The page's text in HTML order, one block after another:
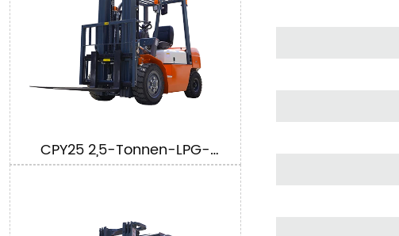
CPY25 2,5-Tonnen-LPG-
Gabelstapler